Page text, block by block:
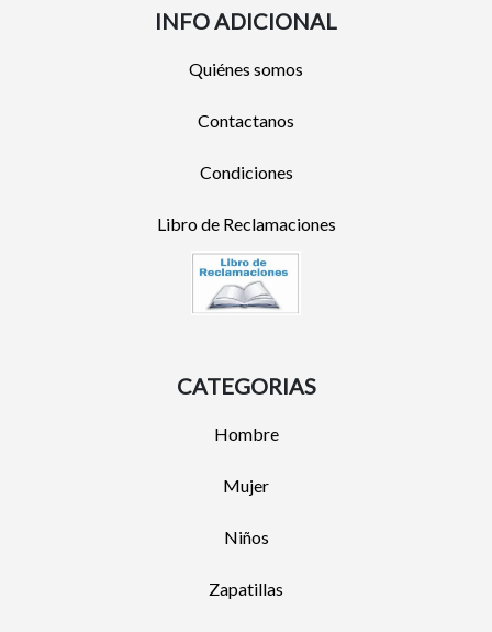
INFO ADICIONAL
Quiénes somos
Contactanos
Condiciones
Libro de Reclamaciones
CATEGORIAS
Hombre
Mujer
Niños
Zapatillas